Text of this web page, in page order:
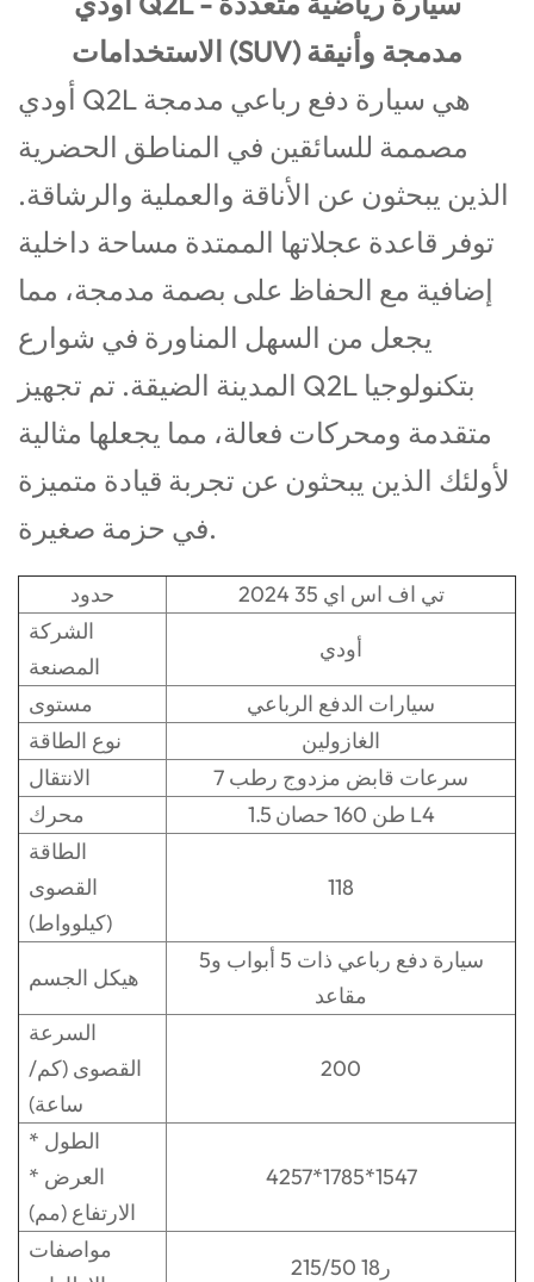
الاستخدامات (SUV) مدمجة وأنيقة
أودي Q2L هي سيارة دفع رباعي مدمجة
مصممة للسائقين في المناطق الحضرية
الذين يبحثون عن الأناقة والعملية والرشاقة.
توفر قاعدة عجلاتها الممتدة مساحة داخلية
إضافية مع الحفاظ على بصمة مدمجة، مما
يجعل من السهل المناورة في شوارع
المدينة الضيقة. تم تجهيز Q2L بتكنولوجيا
متقدمة ومحركات فعالة، مما يجعلها مثالية
لأولئك الذين يبحثون عن تجربة قيادة متميزة
في حزمة صغيرة.
حدود
2024 35 تي اف اس اي
الشركة
المصنعة
أودي
مستوى
سيارات الدفع الرباعي
نوع الطاقة
الغازولين
الانتقال
7 سرعات قابض مزدوج رطب
محرك
1.5 طن 160 حصان L4
الطاقة
القصوى
(كيلوواط)
118
هيكل الجسم
سيارة دفع رباعي ذات 5 أبواب و5
مقاعد
السرعة
القصوى (كم/
ساعة)
200
الطول *
العرض *
الارتفاع (مم)
4257*1785*1547
مواصفات
215/50 ر18